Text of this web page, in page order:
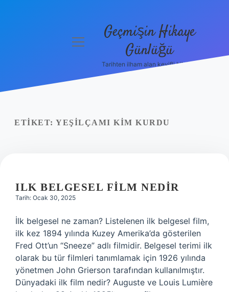
menüyü
Geçmişin Hikaye
Günlüğü
Tarihten ilham alan keyifli bilgiler!
ETIKET: YEŞILÇAMI KIM KURDU
ILK BELGESEL FILM NEDIR
Tarih: Ocak 30, 2025
İlk belgesel ne zaman? Listelenen ilk belgesel film,
ilk kez 1894 yılında Kuzey Amerika’da gösterilen
Fred Ott’un “Sneeze” adlı filmidir. Belgesel terimi ilk
olarak bu tür filmleri tanımlamak için 1926 yılında
yönetmen John Grierson tarafından kullanılmıştır.
Dünyadaki ilk film nedir? Auguste ve Louis Lumière